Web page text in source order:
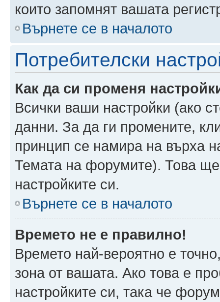
които запомнят вашата
Върнете се в началото
Потребителски
Как да си променя
Всички ваши настройки (ако
данни. За да ги промените,
принцип се намира на върха
Темата на форумите). Това
настройките си.
Върнете се в началото
Времето не е правилно!
Времето най-вероятно е
зона от вашата. Ако това е
настройките си, така че